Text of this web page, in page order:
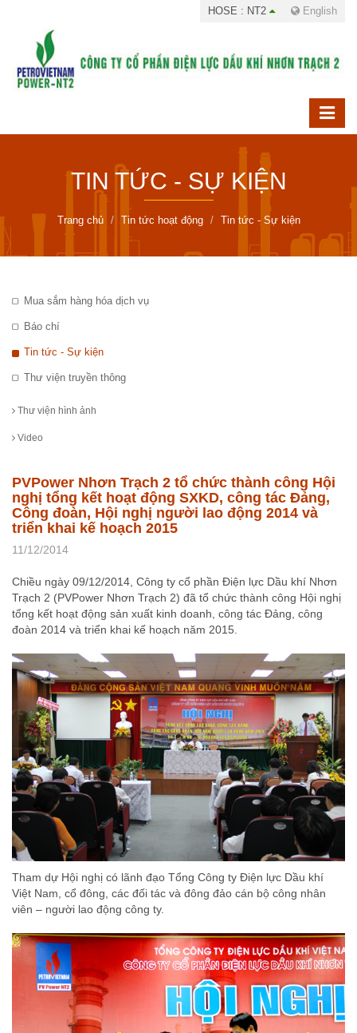
HOSE : NT2 English
TIN TỨC - SỰ KIỆN
Trang chủ Tin tức hoạt động Tin tức - Sự kiện
Mua sắm hàng hóa dịch vụ
Báo chí
Tin tức - Sự kiện
Thư viện truyền thông
Thư viện hình ảnh
Video
PVPower Nhơn Trạch 2 tổ chức thành công Hội
nghị tổng kết hoạt động SXKD, công tác Đảng,
Công đoàn, Hội nghị người lao động 2014 và
triển khai kế hoạch 2015
11/12/2014
Chiều ngày 09/12/2014, Công ty cổ phần Điện lực Dầu khí Nhơn
Trạch 2 (PVPower Nhơn Trạch 2) đã tổ chức thành công Hội nghị
tổng kết hoạt động sản xuất kinh doanh, công tác Đảng, công
đoàn 2014 và triển khai kế hoạch năm 2015.
Tham dự Hội nghị có lãnh đạo Tổng Công ty Điện lực Dầu khí
Việt Nam, cổ đông, các đối tác và đông đảo cán bộ công nhân
viên – người lao động công ty.